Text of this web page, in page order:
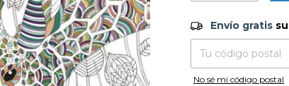
Envío gratis
Entregas para el CP:
Envío gratis
No sé mi código postal